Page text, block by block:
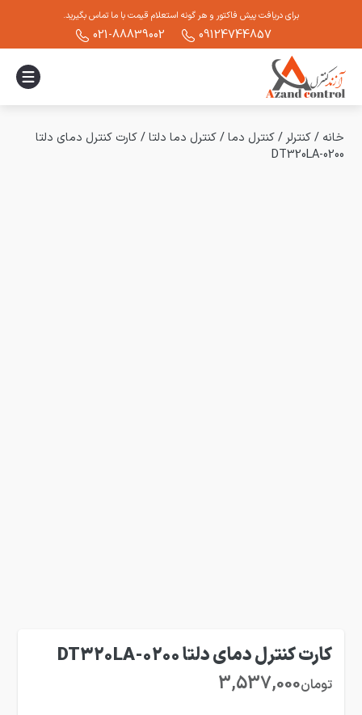
برای دریافت پیش فاکتور و هر گونه استعلام قیمت با ما تماس بگیرید.
09124744857
021-88839002
خانه /کنترلر /کنترل دما/کنترل دما دلتا/کارت کنترل دمای دلتا
DT320LA-0200
کارت کنترل دمای دلتا DT320LA-0200
تومان3,537,000